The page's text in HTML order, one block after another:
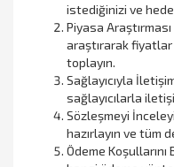
istediğinizi ve
Piyasa Araştırması
araştırarak fiyatlar
toplayın.
Sağlayıcıyla
sağlayıcılarla
Sözleşmeyi
hazırlayın ve tüm
Ödeme